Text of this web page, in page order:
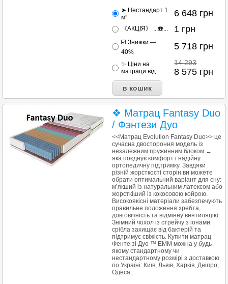
➤ Нестандарт 1
м²
6 648 грн
《АКЦІЯ》 ...☎️... 1 грн
☑️ Знижки —
40%
5 718 грн
✨ Ціни на
матраци від
14 293
8 575 грн
❖ Матрац Fantasy Duo
/ Фэнтези Дуо
<<Матрац Evolution Fantasy Duo>> це
сучасна двостороння модель із
незалежним пружинним блоком →
яка поєднує комфорт і надійну
ортопедичну підтримку. Завдяки
різній жорсткості сторін ви можете
обрати оптимальний варіант для сну:
м’якший із натуральним латексом або
жорсткіший із кокосовою койрою.
Високоякісні матеріали забезпечують
правильне положення хребта,
довговічність та відмінну вентиляцію.
Знімний чохол із стрейчу з іонами
срібла захищає від бактерій та
підтримує свіжість. Купити матрац
Фенте зі Дуо ™ ЕММ можна у будь-
якому стандартному чи
нестандартному розмірі з доставкою
по Україні: Київ, Львів, Харків, Дніпро,
Одеса...